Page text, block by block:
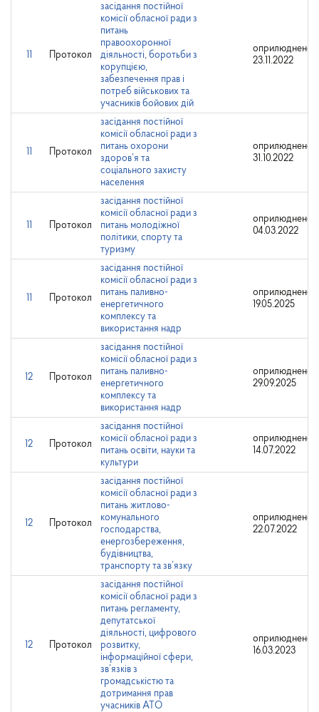
Протокол
засідання постійної
комісії обласної ради з
питань
правоохоронної
діяльності, боротьби з
корупцією,
забезпечення прав і
потреб військових та
учасників бойових дій
оприлюднено:
23.11.2022
Протокол
засідання постійної
комісії обласної ради з
питань охорони
здоров’я та
соціального захисту
населення
оприлюднено:
31.10.2022
Протокол
засідання постійної
комісії обласної ради з
питань молодіжної
політики, спорту та
туризму
оприлюднено:
04.03.2022
Протокол
засідання постійної
комісії обласної ради з
питань паливно-
енергетичного
комплексу та
використання надр
оприлюднено:
19.05.2025
12 Протокол
засідання постійної
комісії обласної ради з
питань паливно-
енергетичного
комплексу та
використання надр
оприлюднено:
29.09.2025
12 Протокол
засідання постійної
комісії обласної ради з
питань освіти, науки та
культури
оприлюднено:
14.07.2022
12 Протокол
засідання постійної
комісії обласної ради з
питань житлово-
комунального
господарства,
енергозбереження,
будівництва,
транспорту та зв’язку
оприлюднено:
22.07.2022
12 Протокол
засідання постійної
комісії обласної ради з
питань регламенту,
депутатської
діяльності, цифрового
розвитку,
інформаційної сфери,
зв’язків з
громадськістю та
дотримання прав
учасників АТО
оприлюднено:
16.03.2023